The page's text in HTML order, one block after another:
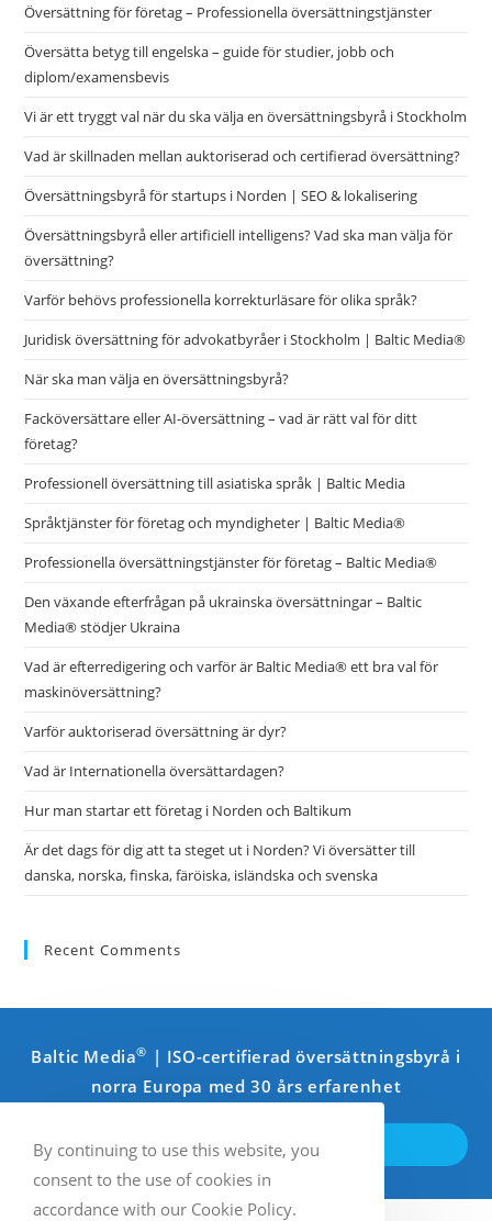
Översättning för företag – Professionella översättningstjänster
Översätta betyg till engelska – guide för studier, jobb och
diplom/examensbevis
Vi är ett tryggt val när du ska välja en översättningsbyrå i Stockholm
Vad är skillnaden mellan auktoriserad och certifierad översättning?
Översättningsbyrå för startups i Norden | SEO & lokalisering
Översättningsbyrå eller artificiell intelligens? Vad ska man välja för
översättning?
Varför behövs professionella korrekturläsare för olika språk?
Juridisk översättning för advokatbyråer i Stockholm | Baltic Media®
När ska man välja en översättningsbyrå?
Facköversättare eller AI-översättning – vad är rätt val för ditt
företag?
Professionell översättning till asiatiska språk | Baltic Media
Språktjänster för företag och myndigheter | Baltic Media®
Professionella översättningstjänster för företag – Baltic Media®
Den växande efterfrågan på ukrainska översättningar – Baltic
Media® stödjer Ukraina
Vad är efterredigering och varför är Baltic Media® ett bra val för
maskinöversättning?
Varför auktoriserad översättning är dyr?
Vad är Internationella översättardagen?
Hur man startar ett företag i Norden och Baltikum
Är det dags för dig att ta steget ut i Norden? Vi översätter till
danska, norska, finska, färöiska, isländska och svenska
Recent Comments
Baltic Media® | ISO-certifierad översättningsbyrå i
norra Europa med 30 års erfarenhet
KOMMA I KONTAKT
By continuing to use this website, you
consent to the use of cookies in
accordance with our Cookie Policy.